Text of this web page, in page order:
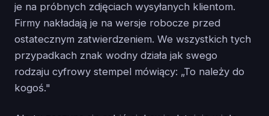
je na próbnych zdjęciach wysyłanych klientom.
Firmy nakładają je na wersje robocze przed
ostatecznym zatwierdzeniem. We wszystkich tych
przypadkach znak wodny działa jak swego
rodzaju cyfrowy stempel mówiący: „To należy do
kogoś."